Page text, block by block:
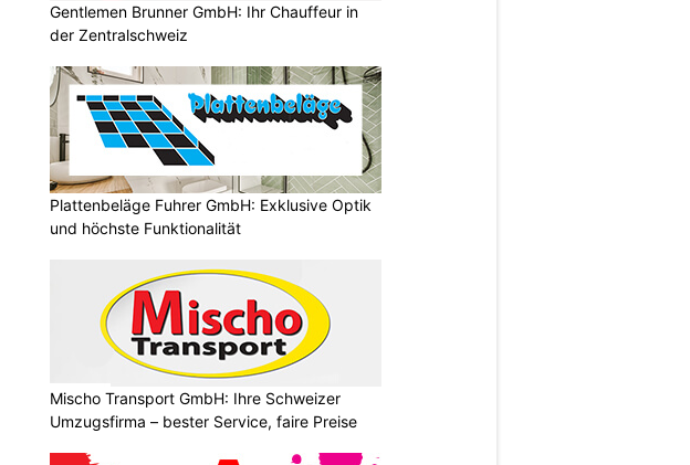
Gentlemen Brunner GmbH: Ihr Chauffeur in
der Zentralschweiz
Plattenbeläge Fuhrer GmbH: Exklusive Optik
und höchste Funktionalität
Mischo Transport GmbH: Ihre Schweizer
Umzugsfirma – bester Service, faire Preise